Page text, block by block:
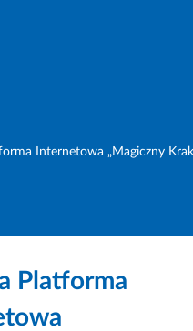
Internetowa „Magiczny
Platforma